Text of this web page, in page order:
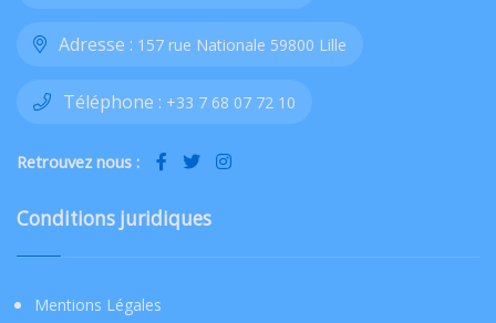
Adresse : 157 rue Nationale 59800 Lille
Téléphone : +33 7 68 07 72 10
Retrouvez nous :
Conditions juridiques
Mentions Légales